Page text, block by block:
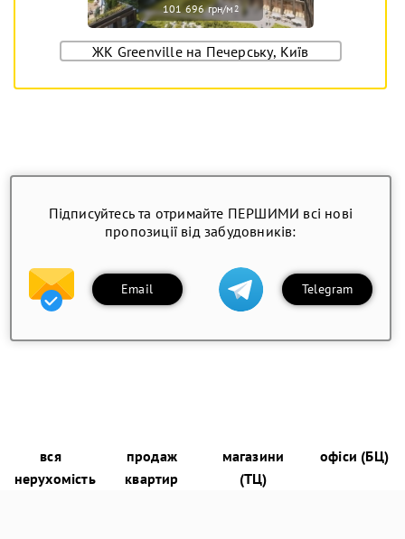
101 696 грн/м2
ЖК Greenville на Печерську, Київ
Підписуйтесь та отримайте ПЕРШИМИ всі нові
пропозиції від забудовників:
Email Telegram
вся
нерухомість
продаж
квартир
магазини
(ТЦ)
офіси (БЦ)